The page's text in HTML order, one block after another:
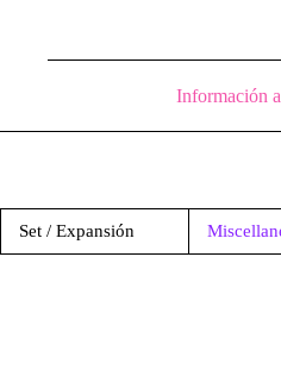
Información
Set / Expansión